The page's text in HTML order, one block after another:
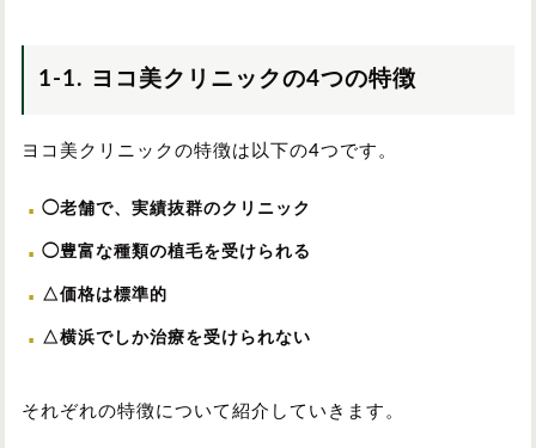
1-1. ヨコ美クリニックの4つの特徴
ヨコ美クリニックの特徴は以下の4つです。
◯老舗で、実績抜群のクリニック
◯豊富な種類の植毛を受けられる
△価格は標準的
△横浜でしか治療を受けられない
それぞれの特徴について紹介していきます。